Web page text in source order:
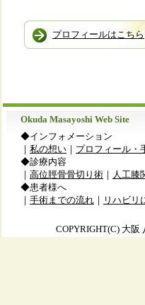
プロフィールはこちら
Okuda Masayoshi Web Site
◆インフォメーション
｜ 私の想い ｜ プロフィール・
◆診療内容
｜ 高位脛骨骨切り術 ｜ 人工膝
◆患者様へ
｜ 手術までの流れ ｜ リハビリ
COPYRIGHT(C) 大阪